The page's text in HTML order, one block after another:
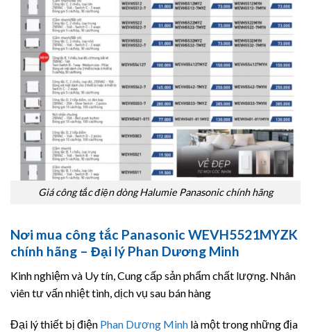
Giá công tắc điện dòng Halumie Panasonic chính hãng
Nơi mua công tắc Panasonic WEVH5521MYZK
chính hãng – Đại lý Phan Dương Minh
Kinh nghiệm và Uy tín, Cung cấp sản phẩm chất lượng. Nhân
viên tư vấn nhiệt tình, dịch vụ sau bán hàng
Đại lý thiết bị điện Phan Dương Minh là một trong những địa